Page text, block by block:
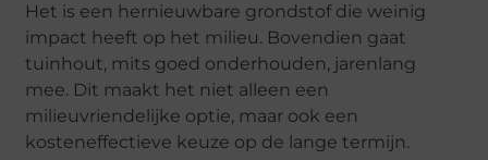
Het is een hernieuwbare grondstof die weinig
impact heeft op het milieu. Bovendien gaat
tuinhout, mits goed onderhouden, jarenlang
mee. Dit maakt het niet alleen een
milieuvriendelijke optie, maar ook een
kosteneffectieve keuze op de lange termijn.